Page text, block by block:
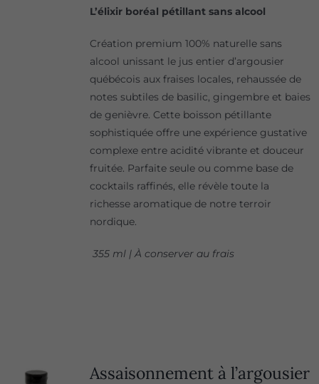
L’élixir boréal pétillant sans alcool
Création premium 100% naturelle sans
alcool unissant le jus entier d’argousier
québécois aux fraises locales, rehaussée de
notes subtiles de basilic, gingembre et baies
de genièvre. Cette boisson pétillante
sophistiquée offre une expérience gustative
complexe entre acidité vibrante et douceur
fruitée. Parfaite seule ou comme base de
cocktails raffinés, elle révèle toute la
richesse aromatique de notre terroir
nordique.
355 ml | À conserver au frais
Assaisonnement à l’argousier